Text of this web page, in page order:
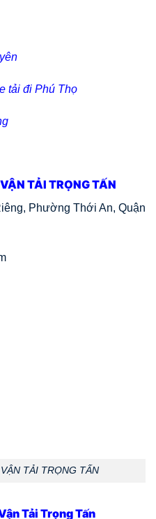
tải đi Phú Thọ
TẢI TRỌNG TẤN
Phường Thới An, Quận
TẢI TRỌNG TẤN
Tải Trọng Tấn